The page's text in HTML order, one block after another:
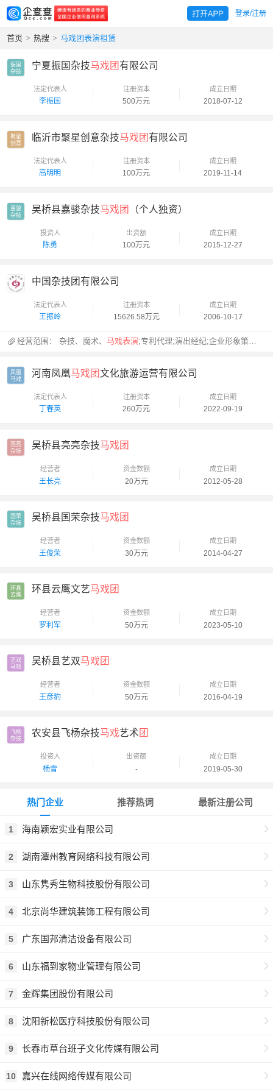
登录/注册
首页 > 热搜 > 马戏团表演租赁
振国
杂技
宁夏振国杂技马戏团有限公司
法定代表人
李振国
注册资本
500万元
成立日期
2018-07-12
聚星
创意
临沂市聚星创意杂技马戏团有限公司
法定代表人
高明明
注册资本
100万元
成立日期
2019-11-14
嘉骏
杂技
吴桥县嘉骏杂技马戏团 （个人独资）
投资人
陈勇
出资额
100万元
成立日期
2015-12-27
中国杂技团有限公司
法定代表人
王振岭
注册资本
15626.58万元
成立日期
2006-10-17
经营范围： 杂技、魔术、马戏表演;专利代理;演出经纪;企业形象策划;演出道具的技术开发
凤凰
马戏
河南凤凰马戏团文化旅游运营有限公司
法定代表人
丁春英
注册资本
260万元
成立日期
2022-09-19
亮亮
杂技
吴桥县亮亮杂技马戏团
经营者
王长亮
资金数额
20万元
成立日期
2012-05-28
国荣
杂技
吴桥县国荣杂技马戏团
经营者
王俊荣
资金数额
30万元
成立日期
2014-04-27
环县
云鹰
环县云鹰文艺马戏团
经营者
罗利军
资金数额
50万元
成立日期
2023-05-10
艺双
马戏
吴桥县艺双马戏团
经营者
王彦豹
资金数额
50万元
成立日期
2016-04-19
飞杨
杂技
农安县飞杨杂技马戏艺术 团
投资人
杨雪
出资额
-
成立日期
2019-05-30
热门企业
1 海南颖宏实业有限公司
2 湖南潭州教育网络科技有限公司
3 山东隽秀生物科技股份有限公司
4 北京尚华建筑装饰工程有限公司
5 广东国邦清洁设备有限公司
6 山东福到家物业管理有限公司
7 金辉集团股份有限公司
8 沈阳新松医疗科技股份有限公司
9 长春市草台班子文化传媒有限公司
10 嘉兴在线网络传媒有限公司
推荐热词 最新注册公司